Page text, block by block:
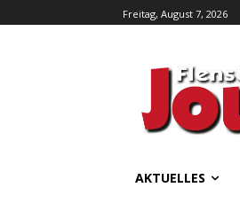
Freitag, August 7, 2026
AKTUELLES